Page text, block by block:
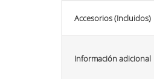
Accesorios (Incluidos)
Información adicional